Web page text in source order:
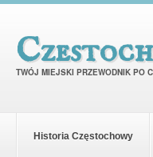
TWÓJ MIEJSKI PRZEWODNIK PO
Historia Częstochowy